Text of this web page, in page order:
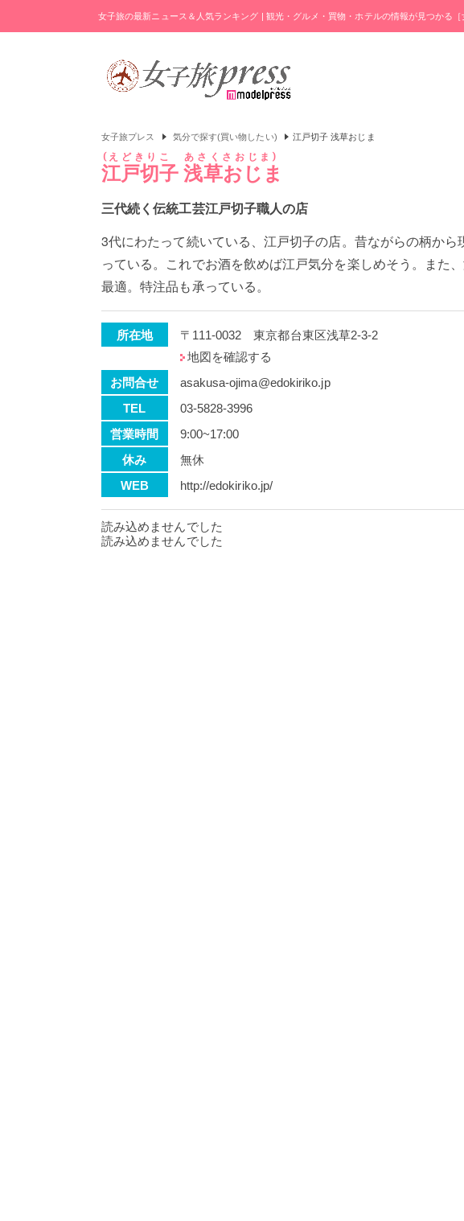
女子旅の最新ニュース＆人気ランキング | 観光・グルメ・買物・ホテルの情報が見つかる［
女子旅プレス 気分で探す(買い物したい) 江戸切子 浅草おじま
江戸切子 浅草おじま
えどきりこ あさくさおじま
三代続く伝統工芸江戸切子職人の店
3代にわたって続いている、江戸切子の店。昔ながらの柄か
っている。これでお酒を飲めば江戸気分を楽しめそう。また
最適。特注品も承っている。
所在地
〒111-0032 東京都台東区浅草2-3-2
地図を確認する
お問合せ
asakusa-ojima@edokiriko.jp
TEL
03-5828-3996
営業時間
9:00~17:00
休み
無休
WEB
http://edokiriko.jp/
読み込めませんでした
読み込めませんでした